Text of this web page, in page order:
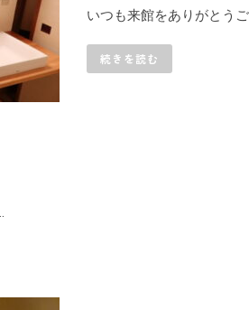
いつも来館をありがとう
続きを読む